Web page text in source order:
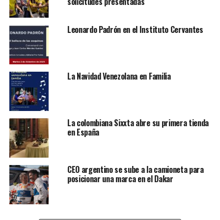
garantizar el acceso adecuado a servicios médicos para
sus poblaciones.
Lea también:
facultativos extracomunitarios
Contenidos de la entrada
Los países europeos que buscan personal médico
extranjero
¿Por qué Europa necesita médicos y enfermeros
extranjeros?
Ventajas para los profesionales extranjeros
Cómo solicitar estos visados
Impacto de estas medidas
Leonardo Padrón en el Instituto Cervantes
La Navidad Venezolana en Familia
La colombiana Sixxta abre su primera tienda
en España
CEO argentino se sube a la camioneta para
posicionar una marca en el Dakar